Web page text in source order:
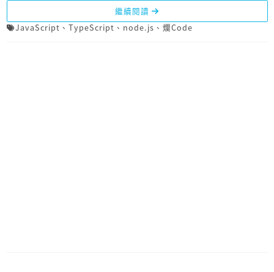
繼續閱讀
JavaScript 、 TypeScript 、 node.js 、 爛Code